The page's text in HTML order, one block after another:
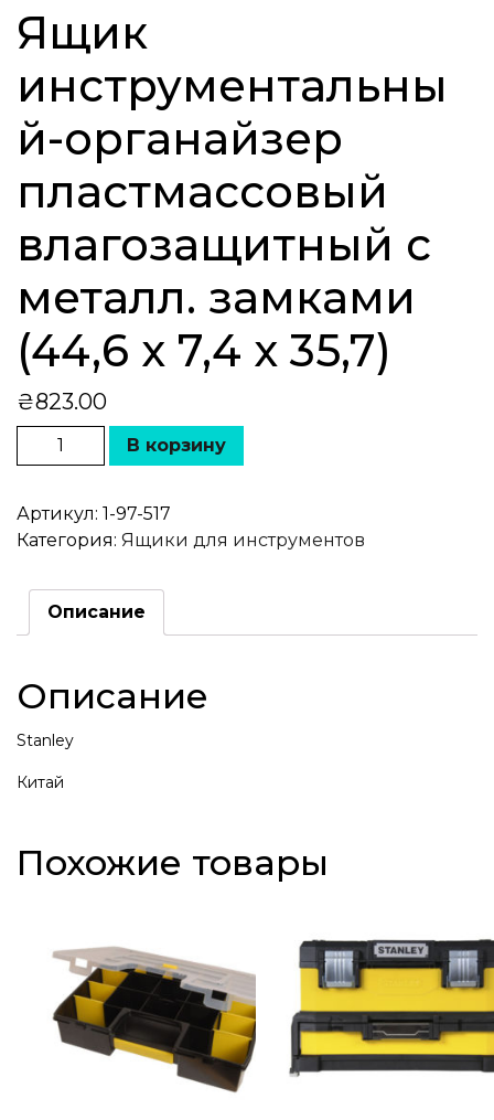
Ящик
инструментальны
й-органайзер
пластмассовый
влагозащитный с
металл. замками
(44,6 x 7,4 x 35,7)
₴823.00
В корзину
Артикул: 1-97-517
Категория: Ящики для инструментов
Описание
Описание
Stanley
Китай
Похожие товары